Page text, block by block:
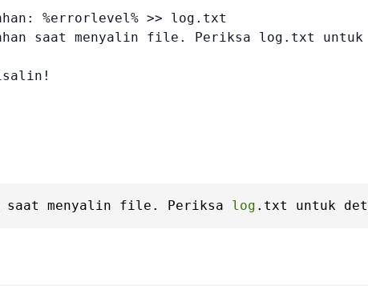
%errorlevel% >> log.txt
saat menyalin file. Periksa log.txt
saat menyalin file. Periksa log .txt untuk